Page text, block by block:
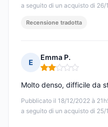
a seguito di un acquisto di 26/
Recensione tradotta
E
Emma P.
Nota: 2 su 5
Pubblicato il 18/12/2022 à
a seguito di un acquisto di 25/
Molto denso, difficile da